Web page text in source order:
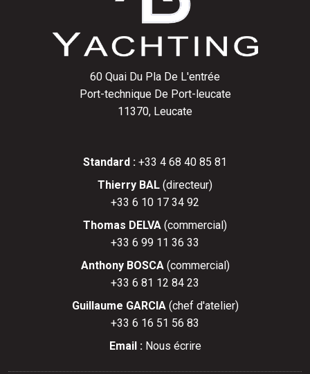
60 Quai Du Pla De L'entrée
Port-technique De Port-leucate
11370, Leucate
Standard : +33 4 68 40 85 81
Thierry BAL (directeur)
+33 6 10 17 34 92
Thomas DELVA (commercial)
+33 6 99 11 36 33
Anthony BOSCA(commercial)
+33 6 81 12 84 23
Guillaume GARCIA(chef d'atelier)
+33 6 16 51 56 83
Email : Nous écrire